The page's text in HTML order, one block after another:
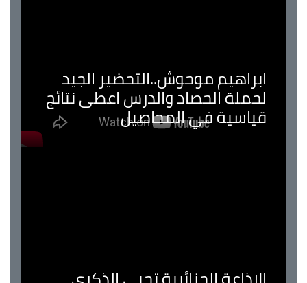
ابراهيم موحوش..التحضير الجيد
لحملة الحصاد والدرس اعطى نتائج
قياسية في المحاصيل